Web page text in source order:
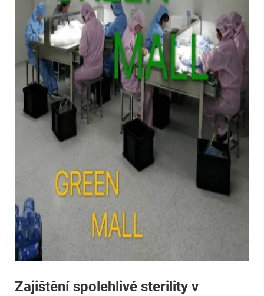
Zajištění spolehlivé sterility v